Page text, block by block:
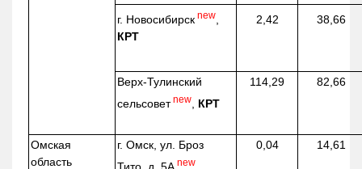
г. Новосибирск new
КРТ
2,42 38,66
Верх-Тулинский
сельсовет new КРТ
114,29 82,66
Омская
область
г. Омск, ул. Броз
new
0,04 14,61